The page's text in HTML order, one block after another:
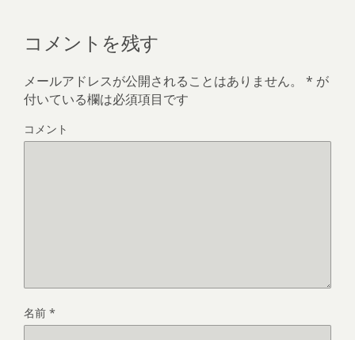
コメントを残す
メールアドレスが公開されることはありません。 * が
付いている欄は必須項目です
コメント
名前 *